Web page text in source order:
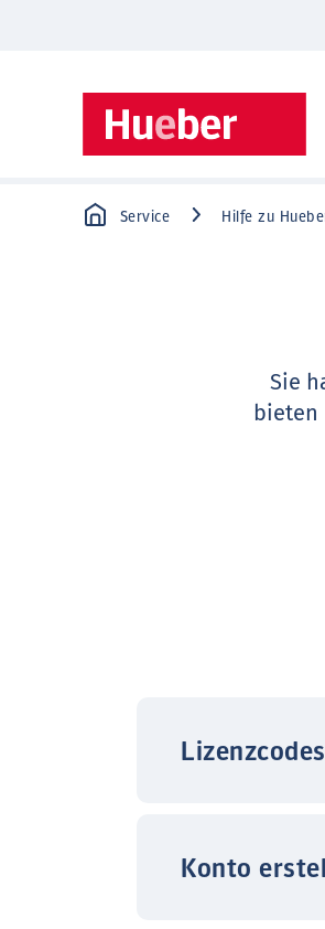
Service Hilfe zu
Sie
bieten
Konto